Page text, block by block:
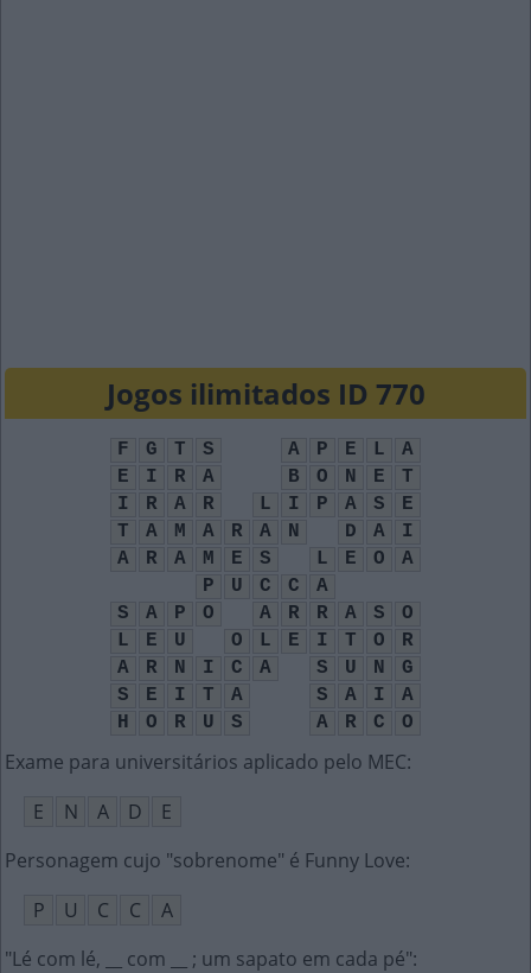
Jogos ilimitados ID 770
F G T S A P E L
A
E
I R A B O N E
T
I
R A R L I P A S
E
T
A M A R A N D A
I
A
R A M E S L E O
A
P
U C C
A
S
A P O A R R A S
O
L
E U O L E I T O
R
A
R N I C A S U N
G
S
E I T A S A I
A
H
O R U S A R C O
Exame para universitários aplicado pelo MEC:
E
N A D
E
Personagem cujo "sobrenome" é Funny Love:
P
U C C
A
"Lé com lé, __ com __ ; um sapato em cada pé":